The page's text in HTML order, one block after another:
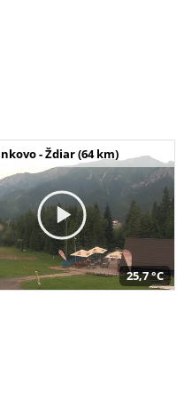
- Ždiar (64 km)
25,7 °C